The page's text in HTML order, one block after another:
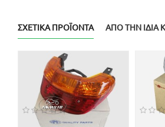
ΣΧΕΤΙΚΆ ΠΡΟΪΌΝΤΑ ΑΠΌ ΤΗΝ ΊΔΙΑ